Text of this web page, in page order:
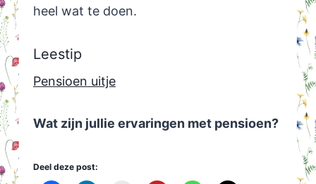
heel wat te doen.
Leestip
Pensioen uitje
Wat zijn jullie ervaringen met pensioen?
Deel deze post: